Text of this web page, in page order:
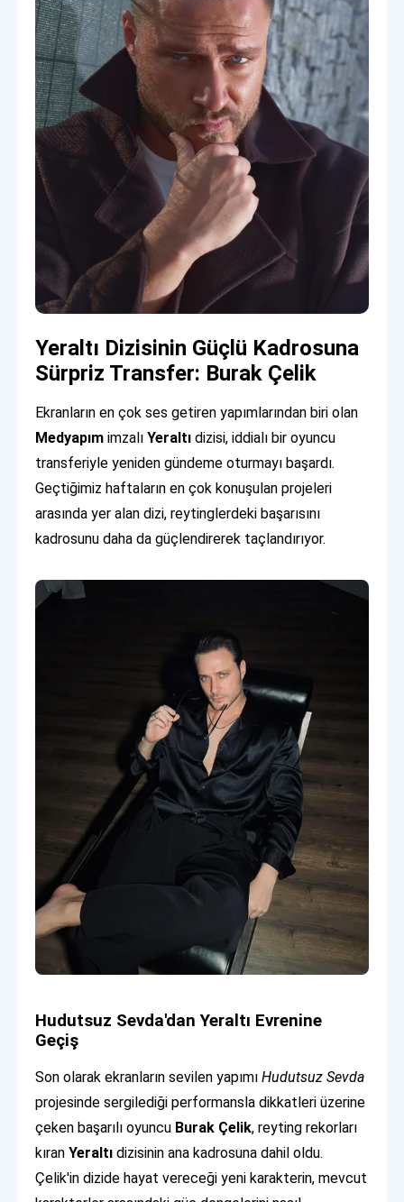
Yeraltı Dizisinin Güçlü Kadrosuna
Sürpriz Transfer: Burak Çelik
Ekranların en çok ses getiren yapımlarından biri olan
Medyapım imzalıYeraltı dizisi, iddialı bir oyuncu
transferiyle yeniden gündeme oturmayı başardı.
Geçtiğimiz haftaların en çok konuşulan projeleri
arasında yer alan dizi, reytinglerdeki başarısını
kadrosunu daha da güçlendirerek taçlandırıyor.
Hudutsuz Sevda'dan Yeraltı Evrenine
Geçiş
Son olarak ekranların sevilen yapımıHudutsuz Sevda
projesinde sergilediği performansla dikkatleri üzerine
çeken başarılı oyuncu Burak Çelik, reyting rekorları
kıranYeraltı dizisinin ana kadrosuna dahil oldu.
Çelik'in dizide hayat vereceği yeni karakterin, mevcut